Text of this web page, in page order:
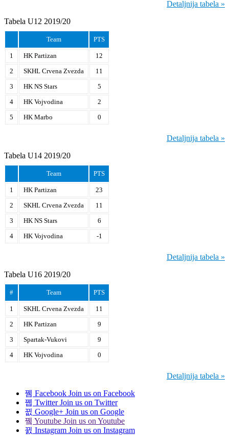
Detaljnija tabela »
Tabela U12 2019/20
Team PTS
1 HK Partizan
12
2
SKHL Crvena Zvezda
11
3
HK NS Stars
5
4
HK Vojvodina
2
5
HK Marbo 0
Detaljnija tabela »
Tabela U14 2019/20
Team PTS
1 HK Partizan
23
2
SKHL Crvena Zvezda
11
3
HK NS Stars
6
4
HK Vojvodina -1
Detaljnija tabela »
Tabela U16 2019/20
# Team PTS
1 SKHL Crvena Zvezda
11
2
HK Partizan
9
3
Spartak-Vukovi
9
4
HK Vojvodina 0
Detaljnija tabela »
Facebook Join us on Facebook
Twitter Join us on Twitter
Google+ Join us on Google
Youtube Join us on Youtube
Instagram Join us on Instagram